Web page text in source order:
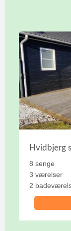
Hvidbjerg
8 senge
3 værelser
2